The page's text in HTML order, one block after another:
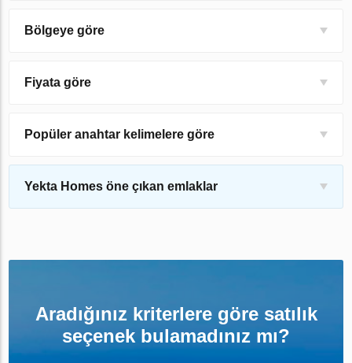
Bölgeye göre
Fiyata göre
Popüler anahtar kelimelere göre
Yekta Homes öne çıkan emlaklar
Aradığınız kriterlere göre satılık
seçenek bulamadınız mı?